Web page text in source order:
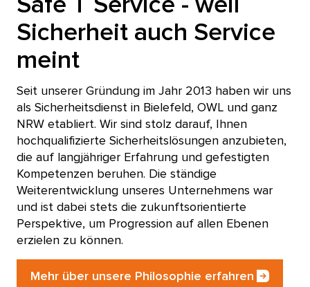
Sicherheit auch Service
meint
Seit unserer Gründung im Jahr 2013 haben wir uns
als Sicherheitsdienst in Bielefeld, OWL und ganz
NRW etabliert. Wir sind stolz darauf, Ihnen
hochqualifizierte Sicherheitslösungen anzubieten,
die auf langjähriger Erfahrung und gefestigten
Kompetenzen beruhen. Die ständige
Weiterentwicklung unseres Unternehmens war
und ist dabei stets die zukunftsorientierte
Perspektive, um Progression auf allen Ebenen
erzielen zu können.
Mehr über unsere Philosophie erfahren